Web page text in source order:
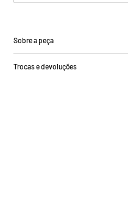
Sobre a peça
Trocas e devoluções